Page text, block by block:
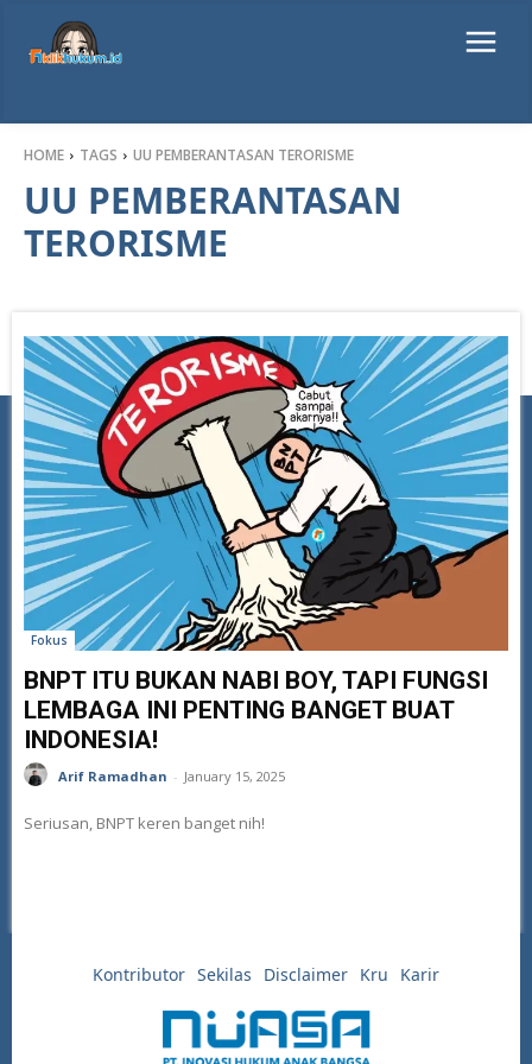
HOME TAGS UU PEMBERANTASAN TERORISME
UU PEMBERANTASAN
TERORISME
Fokus
BNPT ITU BUKAN NABI BOY, TAPI FUNGSI
LEMBAGA INI PENTING BANGET BUAT
INDONESIA!
Arif Ramadhan - January 15, 2025
Seriusan, BNPT keren banget nih!
Kontributor Sekilas Disclaimer Kru Karir